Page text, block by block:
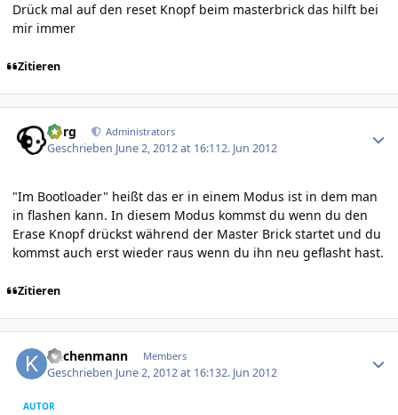
Drück mal auf den reset Knopf beim masterbrick das hilft bei
mir immer
Zitieren
borg Administrators
Geschrieben June 2, 2012 at 16:112. Jun 2012
"Im Bootloader" heißt das er in einem Modus ist in dem man
in flashen kann. In diesem Modus kommst du wenn du den
Erase Knopf drückst während der Master Brick startet und du
kommst auch erst wieder raus wenn du ihn neu geflasht hast.
Zitieren
kuchenmann Members
Geschrieben June 2, 2012 at 16:132. Jun 2012
AUTOR